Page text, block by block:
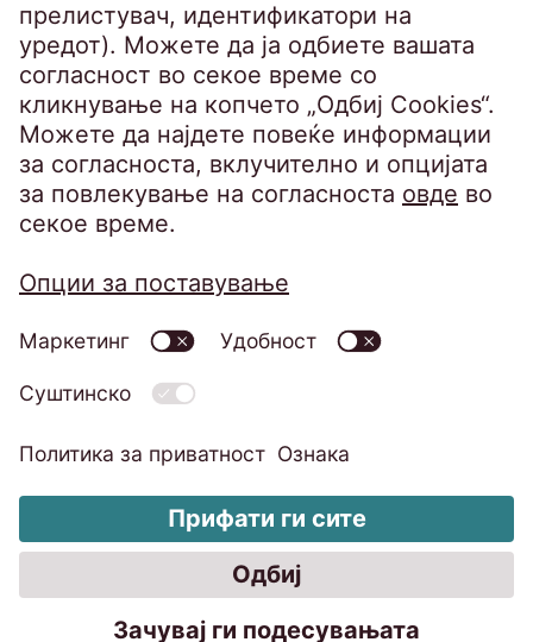
Политика за приватност
Барање за исполнување на правата на
субјектот
Политика за информациска безбедност
Изјава за приватност на вршење видео
Кодекс на однесување